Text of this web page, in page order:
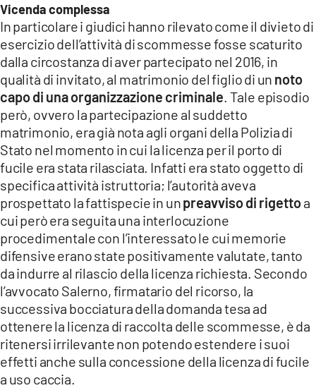
APPLE
Vicenda complessa
In particolare i giudici hanno rilevato come il divieto di
esercizio dell’attività di scommesse fosse scaturito
dalla circostanza di aver partecipato nel 2016, in
qualità di invitato, al matrimonio del figlio di un noto
capo di una organizzazione criminale . Tale episodio
però, ovvero la partecipazione al suddetto
matrimonio, era già nota agli organi della Polizia di
Stato nel momento in cui la licenza per il porto di
fucile era stata rilasciata. Infatti era stato oggetto di
specifica attività istruttoria; l’autorità aveva
prospettato la fattispecie in unpreavviso di rigettoa
cui però era seguita una interlocuzione
procedimentale con l’interessato le cui memorie
difensive erano state positivamente valutate, tanto
da indurre al rilascio della licenza richiesta. Secondo
l’avvocato Salerno, firmatario del ricorso, la
successiva bocciatura della domanda tesa ad
ottenere la licenza di raccolta delle scommesse, è da
ritenersi irrilevante non potendo estendere i suoi
effetti anche sulla concessione della licenza di fucile
a uso caccia.